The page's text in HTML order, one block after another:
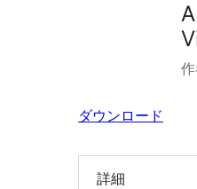
ダウンロード
詳細